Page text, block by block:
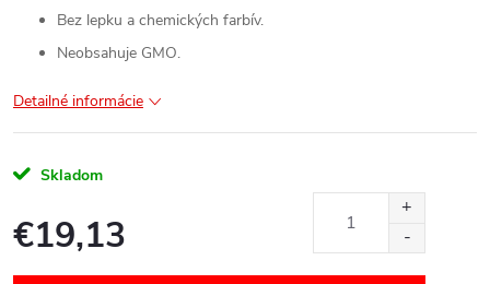
Bez lepku a chemických farbív.
Neobsahuje GMO.
Detailné informácie
Skladom
€19,13